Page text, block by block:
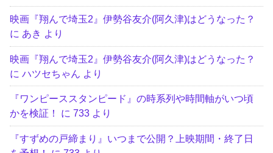
映画『翔んで埼玉2』伊勢谷友介(阿久津)はどうなった？
に あき より
映画『翔んで埼玉2』伊勢谷友介(阿久津)はどうなった？
にハツセちゃん より
『ワンピーススタンピード』の時系列や時間軸がいつ頃
かを検証！
に733 より
『すずめの戸締まり』いつまで公開？上映期間・終了日